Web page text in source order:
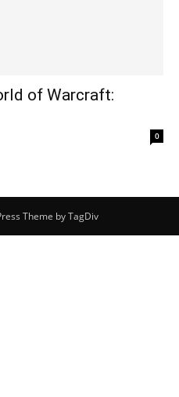
of Warcraft:
0
Theme by TagDiv